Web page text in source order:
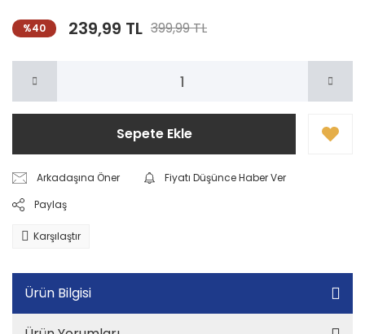
%40 239,99 TL 399,99 TL
Sepete Ekle
Arkadaşına Öner
Fiyatı Düşünce Haber Ver
Paylaş
Karşılaştır
Ürün Bilgisi